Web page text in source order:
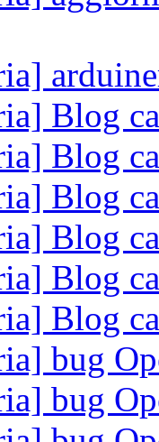
Blog
Blog
Blog
Blog
Blog
Blog
bug
bug